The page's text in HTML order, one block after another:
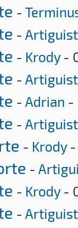
-
-
- Krody-
-
- Adrian -
-
- Krody-
-
- Krody-
-